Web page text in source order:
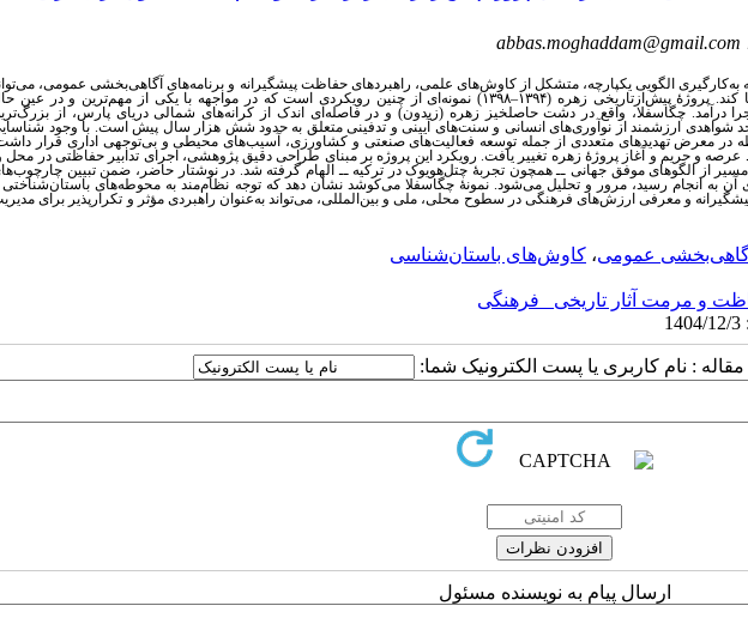
abbas.moghaddam@gmail.com
الگویی یکپارچه، متشکل از کاوش‌های علمی، راهبردهای حفاظت پیشگیرانه و برنامه‌های آگاهی‌بخشی عمومی،
نقشی تعیین‌کننده در صیانت از محوطه‌های باستان‌شناختی ایفا کند. پروژۀ پیش‌ازتاریخی زهره (۱۳۹۴–۱۳۹۸) نمونه‌ای از چنین رویکردی است که در مواجهه با یکی از مهم‌ترین و در عین
درآمد. چگاسفلا، واقع در دشت حاصلخیز زهره (زیدون) و در فاصله‌ای اندک از کرانه‌های شمالی دریای پارس، از
شواهدی ارزشمند از نوآوری‌های انسانی و سنت‌های آیینی و تدفینی متعلق به حدود شش هزار سال پیش است. با وجود
به پنج دهه این محوطه در معرض تهدیدهای متعددی از جمله توسعه فعالیت‌های صنعتی و کشاورزی، آسیب‌های محیطی و بی‌توجهی اداری قرار
عرصه و حریم و آغاز پروژۀ زهره تغییر یافت. رویکرد این پروژه بر مبنای طراحی دقیق پژوهشی، اجرای تدابیر حفاظتی در محل
از الگوهای موفق جهانی ــ همچون تجربۀ چتل‌هویوک در ترکیه ــ الهام گرفته شد. در نوشتار حاضر، ضمن تبیین
به انجام رسید، مرور و تحلیل می‌شود. نمونۀ چگاسفلا می‌کوشد نشان دهد که توجه نظام‌مند به محوطه‌های باستان‌شناختی
و معرفی ارزش‌های فرهنگی در سطوح محلی، ملی و بین‌المللی، می‌تواند به‌عنوان راهبردی مؤثر و تکرارپذیر برای
عمومی، کاوش‌های باستان‌‌شناسی
و مرمت آثار تاریخی_ فرهنگی
مقاله : نام کاربری یا پست الکترونیک شما:
ارسال پیام به نویسنده مسئول